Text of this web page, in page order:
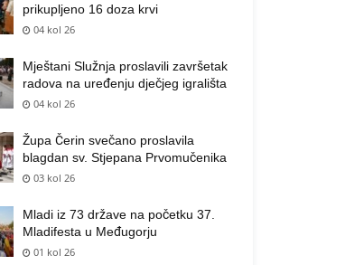
prikupljeno 16 doza krvi
04 kol 26
Mještani Služnja proslavili završetak
radova na uređenju dječjeg igrališta
04 kol 26
Župa Čerin svečano proslavila
blagdan sv. Stjepana Prvomučenika
03 kol 26
Mladi iz 73 države na početku 37.
Mladifesta u Međugorju
01 kol 26